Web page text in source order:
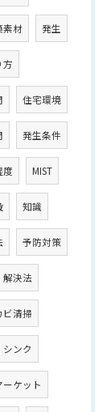
素材 発生
方
住宅環境
発生条件
度 MIST
知識
予防対策
解決法
ビ清掃
シンク
ーケット